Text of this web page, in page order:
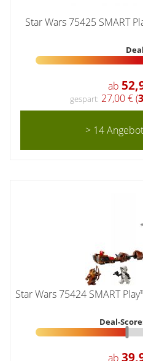
Star Wars 75425 SMART
ab
gespart: 27,00 € (
> 14
Star Wars 75424 SMART
Deal-
ab